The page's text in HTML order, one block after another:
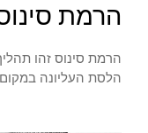
הרמת
הרמת סינוס זהו
הלסת העליונה